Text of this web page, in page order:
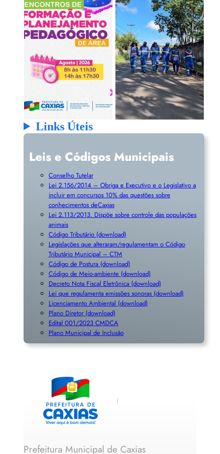
Links Úteis
Leis e Códigos Municipais
Conselho Tutelar
Lei 2.156/2014 – Obriga e Executivo e o Legislativo a
incluir em concursos 10% das questões sobre
conhecimentos deCaxias
Lei 2.113/2013. Dispõe sobre controle das populações
animais
Código Tributário (download)
Legislações que alteraram/regulamentam o Código
Tributário Municipal – CTM
Código de Postura (download)
Código de Meio-ambiente (download)
Decreto Nota Fiscal Eletrônica (download)
Lei que regulamenta emissões sonoras (download)
Licenciamento Ambiental (download)
Plano Diretor (download)
Edital 001/2023 CMDCA
Plano Municipal de Inclusão
Prefeitura Municipal de Caxias